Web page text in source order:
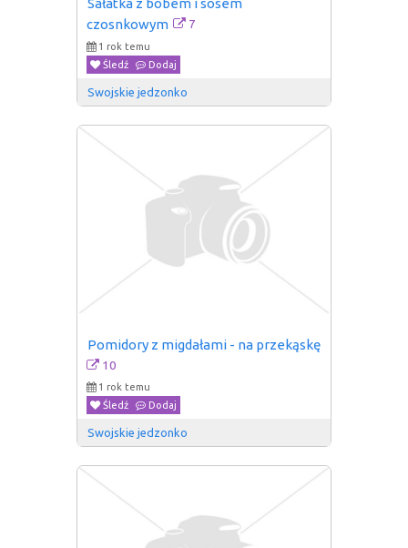
czosnkowym
7
1 rok temu
Śledź
Dodaj
Swojskie jedzonko
Pomidory z migdałami - na przekąskę
10
1 rok temu
Śledź
Dodaj
Swojskie jedzonko